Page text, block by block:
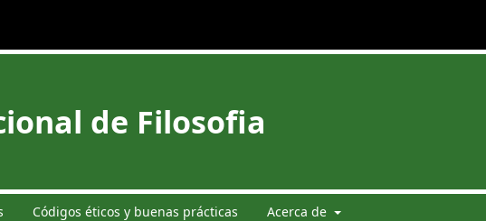
de Filosofia
Códigos éticos y buenas prácticas Acerca de